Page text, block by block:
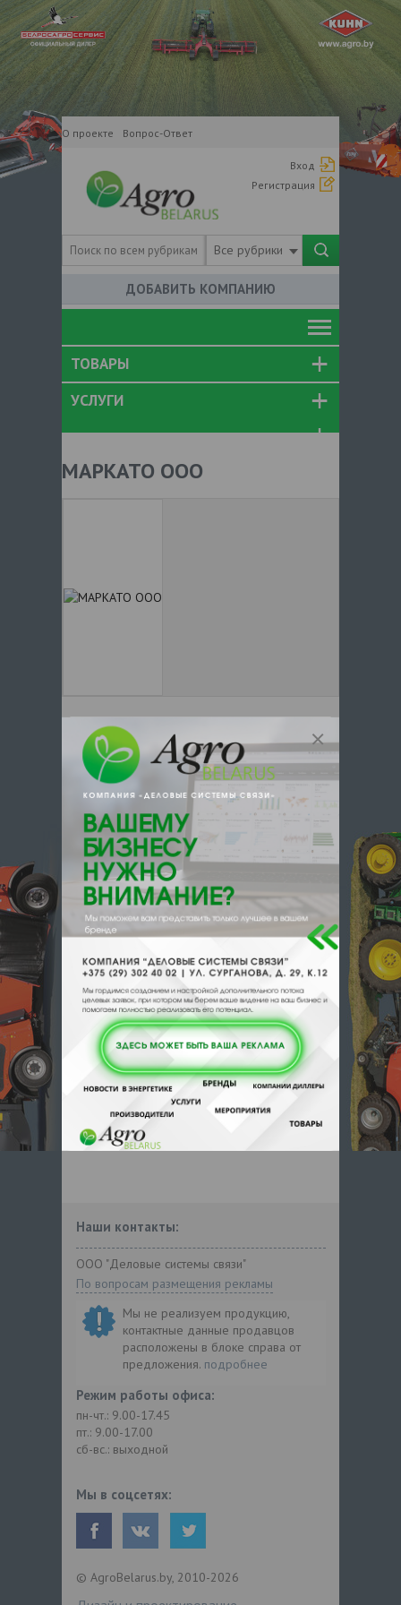
О проекте Вопрос-Ответ
Вход
Регистрация
Все рубрики
ДОБАВИТЬ КОМПАНИЮ
ТОВАРЫ
УСЛУГИ
МАРКАТО ООО
+ 375Показать телефоны
e-mail:a:2:{s:5:"VALUE";a:0:
{}s:11:"DESCRIPTION";a:0:{}}
222520, , , , Борисов, пр Революции
94-2
Отзывы Еще
Отзывы
Чтобы оставить комментарий или
выставить рейтинг, нужно
Зарегистрироваться
Наши контакты:
ООО "Деловые системы связи"
По вопросам размещения рекламы
Мы не реализуем продукцию,
контактные данные продавцов
расположены в блоке справа от
предложения. подробнее
Режим работы офиса:
пн-чт.: 9.00-17.45
пт.: 9.00-17.00
сб-вс.: выходной
Мы в соцсетях:
© AgroBelarus.by, 2010-2026